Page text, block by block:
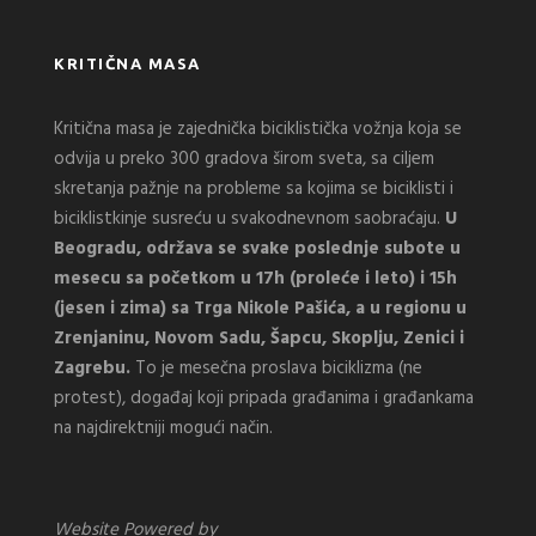
KRITIČNA MASA
Kritična masa je zajednička biciklistička vožnja koja se
odvija u preko 300 gradova širom sveta, sa ciljem
skretanja pažnje na probleme sa kojima se biciklisti i
biciklistkinje susreću u svakodnevnom saobraćaju. U
Beogradu, održava se svake poslednje subote u
mesecu sa početkom u 17h (proleće i leto) i 15h
(jesen i zima) sa Trga Nikole Pašića, a u regionu u
Zrenjaninu, Novom Sadu, Šapcu, Skoplju, Zenici i
Zagrebu. To je mesečna proslava biciklizma (ne
protest), događaj koji pripada građanima i građankama
na najdirektniji mogući način.
Website Powered by